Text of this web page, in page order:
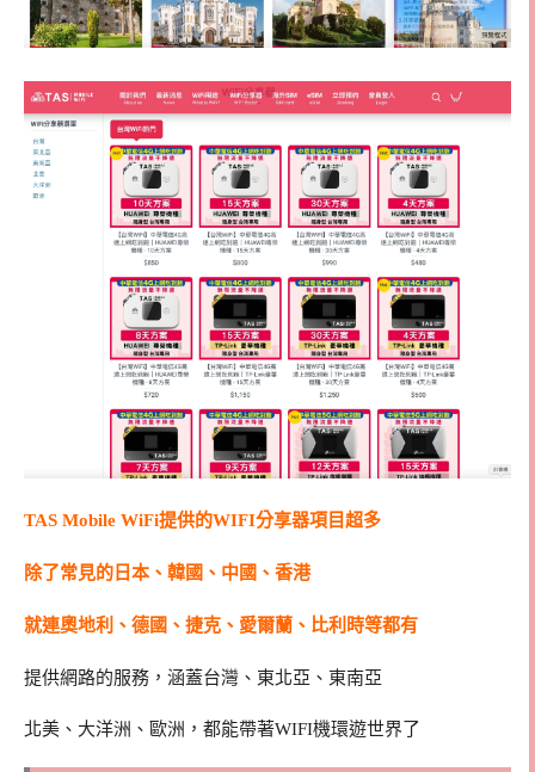
TAS Mobile WiFi提供的WIFI分享器項目超多
除了常見的日本、韓國、中國、香港
就連奧地利、德國、捷克、愛爾蘭、比利時等都有
提供網路的服務，涵蓋台灣、東北亞、東南亞
北美、大洋洲、歐洲，都能帶著WIFI機環遊世界了